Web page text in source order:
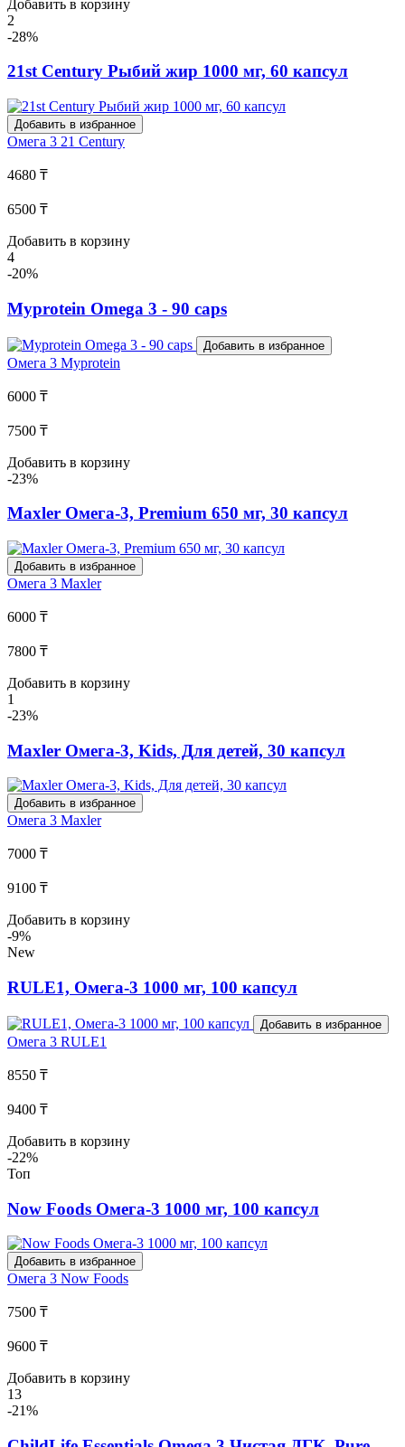
Добавить в корзину
2
-28%
21st Century Рыбий жир 1000 мг, 60 капсул
Добавить в избранное
Омега 3 21 Century
4680 ₸
6500 ₸
Добавить в корзину
4
-20%
Myprotein Omega 3 - 90 caps
Добавить в избранное
Омега 3 Myprotein
6000 ₸
7500 ₸
Добавить в корзину
-23%
Maxler Омега-3, Premium 650 мг, 30 капсул
Добавить в избранное
Омега 3 Maxler
6000 ₸
7800 ₸
Добавить в корзину
1
-23%
Maxler Омега-3, Kids, Для детей, 30 капсул
Добавить в избранное
Омега 3 Maxler
7000 ₸
9100 ₸
Добавить в корзину
-9%
New
RULE1, Омега-3 1000 мг, 100 капсул
Добавить в избранное
Омега 3 RULE1
8550 ₸
9400 ₸
Добавить в корзину
-22%
Топ
Now Foods Омега-3 1000 мг, 100 капсул
Добавить в избранное
Омега 3 Now Foods
7500 ₸
9600 ₸
Добавить в корзину
13
-21%